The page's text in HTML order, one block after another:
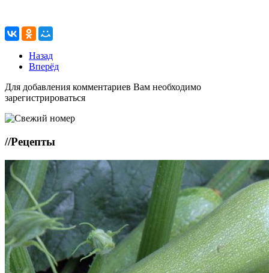
Назад
Вперёд
Для добавления комментариев Вам необходимо
зарегистрироваться
//Рецепты